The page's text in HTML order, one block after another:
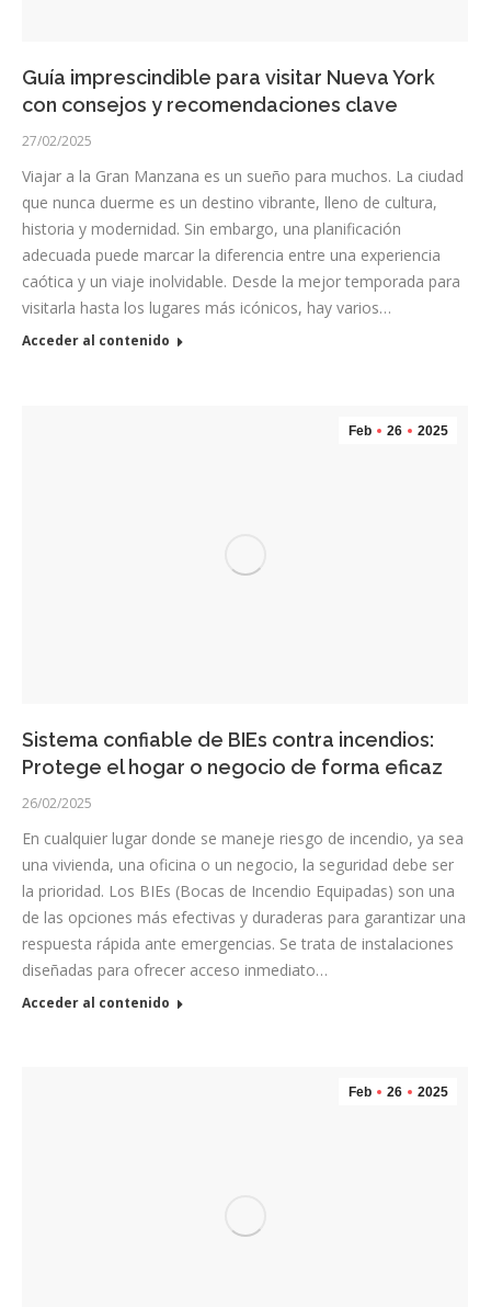
Guía imprescindible para visitar Nueva York
con consejos y recomendaciones clave
27/02/2025
Viajar a la Gran Manzana es un sueño para muchos. La ciudad
que nunca duerme es un destino vibrante, lleno de cultura,
historia y modernidad. Sin embargo, una planificación
adecuada puede marcar la diferencia entre una experiencia
caótica y un viaje inolvidable. Desde la mejor temporada para
visitarla hasta los lugares más icónicos, hay varios…
Acceder al contenido
Feb 26 2025
Sistema confiable de BIEs contra incendios:
Protege el hogar o negocio de forma eficaz
26/02/2025
En cualquier lugar donde se maneje riesgo de incendio, ya sea
una vivienda, una oficina o un negocio, la seguridad debe ser
la prioridad. Los BIEs (Bocas de Incendio Equipadas) son una
de las opciones más efectivas y duraderas para garantizar una
respuesta rápida ante emergencias. Se trata de instalaciones
diseñadas para ofrecer acceso inmediato…
Acceder al contenido
Feb 26 2025